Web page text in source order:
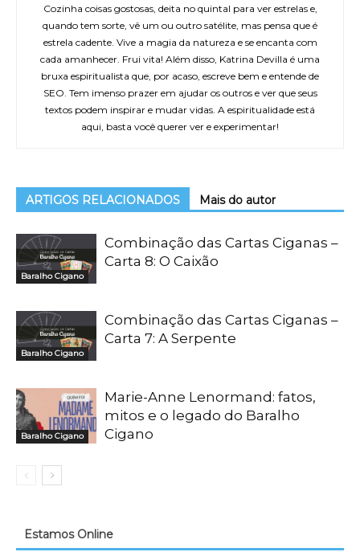
Cozinha coisas gostosas, deita no quintal para ver estrelas e,
quando tem sorte, vê um ou outro satélite, mas pensa que é
estrela cadente. Vive a magia da natureza e se encanta com
cada amanhecer. Frui vita! Além disso, Katrina Devilla é uma
bruxa espiritualista que, por acaso, escreve bem e entende de
SEO. Tem imenso prazer em ajudar os outros e ver que seus
textos podem inspirar e mudar vidas. A espiritualidade está
aqui, basta você querer ver e experimentar!
ARTIGOS RELACIONADOS Mais do autor
Baralho Cigano
Combinação das Cartas Ciganas –
Carta 8: O Caixão
Baralho Cigano
Combinação das Cartas Ciganas –
Carta 7: A Serpente
Baralho Cigano
Marie-Anne Lenormand: fatos,
mitos e o legado do Baralho
Cigano
Estamos Online